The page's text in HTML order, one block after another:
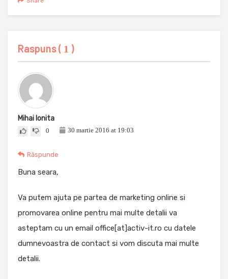
Raspuns ( 1 )
Mihai Ionita
0 30 martie 2016 at 19:03
Răspunde
Buna seara,
Va putem ajuta pe partea de marketing online si
promovarea online pentru mai multe detalii va
asteptam cu un email office[at]activ-it.ro cu datele
dumnevoastra de contact si vom discuta mai multe
detalii.